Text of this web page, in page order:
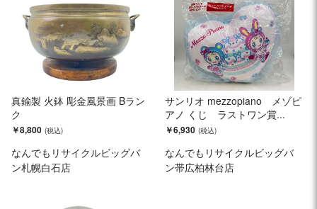
真鍮製 火鉢 彫金風景画 Bラン
ク
￥8,800
なんでもリサイクルビッグバ
ン札幌白石店
サンリオ mezzopiano メゾピ
アノ くじ ラストワン賞...
￥6,930
なんでもリサイクルビッグバ
ン帯広柏林台店